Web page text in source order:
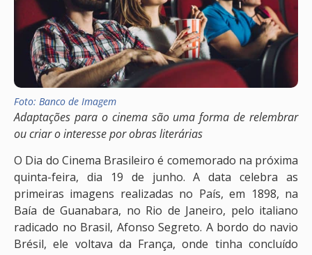
Foto: Banco de Imagem
Adaptações para o cinema são uma forma de relembrar
ou criar o interesse por obras literárias
O Dia do Cinema Brasileiro é comemorado na próxima
quinta-feira, dia 19 de junho. A data celebra as
primeiras imagens realizadas no País, em 1898, na
Baía de Guanabara, no Rio de Janeiro, pelo italiano
radicado no Brasil, Afonso Segreto. A bordo do navio
Brésil, ele voltava da França, onde tinha concluído